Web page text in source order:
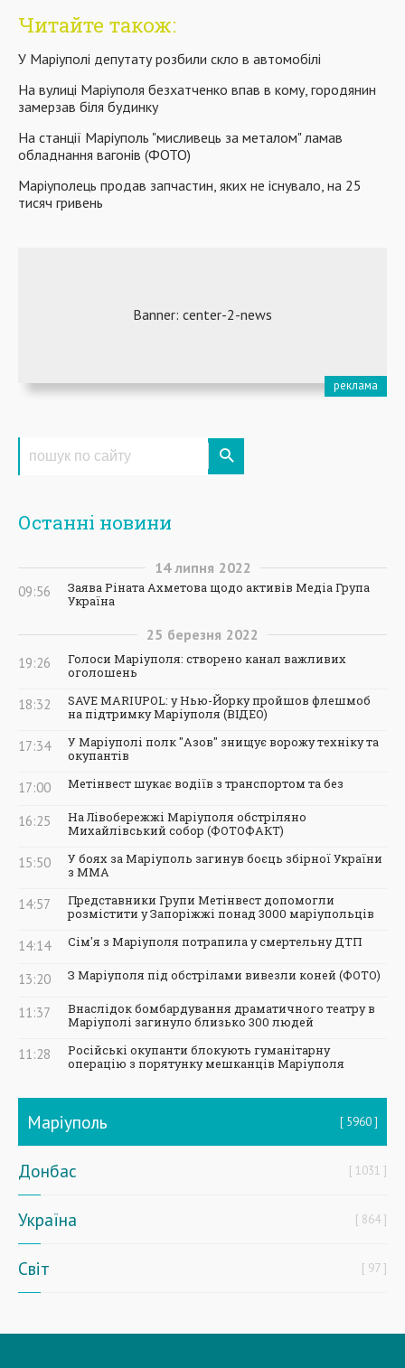
Читайте також:
У Маріуполі депутату розбили скло в автомобілі
На вулиці Маріуполя безхатченко впав в кому, городянин
замерзав біля будинку
На станції Маріуполь "мисливець за металом" ламав
обладнання вагонів (ФОТО)
Маріуполець продав запчастин, яких не існувало, на 25
тисяч гривень
Останні новини
14 липня 2022
09:56
Заява Ріната Ахметова щодо активів Медіа Група
Україна
25 березня 2022
19:26
Голоси Маріуполя: створено канал важливих
оголошень
18:32
SAVE MARIUPOL: у Нью-Йорку пройшов флешмоб
на підтримку Маріуполя (ВІДЕО)
17:34
У Маріуполі полк "Азов" знищує ворожу техніку та
окупантів
17:00 Метінвест шукає водіїв з транспортом та без
16:25
На Лівобережжі Маріуполя обстріляно
Михайлівський собор (ФОТОФАКТ)
15:50
У боях за Маріуполь загинув боєць збірної України
з ММА
14:57
Представники Групи Метінвест допомогли
розмістити у Запоріжжі понад 3000 маріупольців
14:14 Сім'я з Маріуполя потрапила у смертельну ДТП
13:20 З Маріуполя під обстрілами вивезли коней (ФОТО)
11:37
Внаслідок бомбардування драматичного театру в
Маріуполі загинуло близько 300 людей
11:28
Російські окупанти блокують гуманітарну
операцію з порятунку мешканців Маріуполя
Маріуполь 5960
Донбас 1031
Україна 864
Світ 97